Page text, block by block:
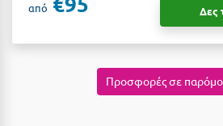
Κοζάνη
Κοκκώνι Κορινθίας
από Δες
Προσφορές σε